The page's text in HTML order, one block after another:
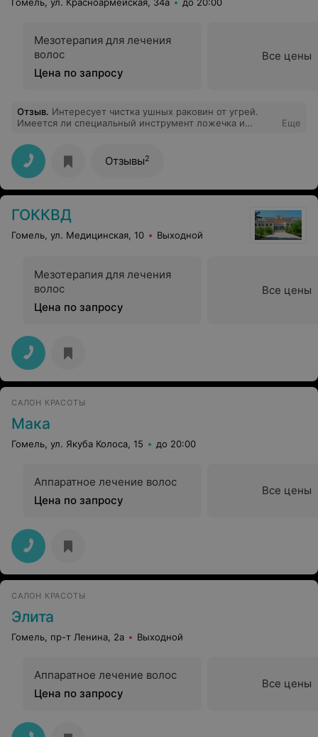
посещение этого "салона". Просто кошмар!!!
Мезотерапия для лечения
волос
Цена по запросу
Все цены
Отзыв. Интересует чистка ушных раковин от угрей.
Имеется ли специальный инструмент ложечка и
Еще
Отзывы2
ГОККВД
Гомель, ул. Медицинская, 10 Выходной
Мезотерапия для лечения
волос
Цена по запросу
Все цены
САЛОН КРАСОТЫ
Мака
Гомель, ул. Якуба Колоса, 15 до 20:00
Аппаратное лечение волос
Цена по запросу
Все цены
САЛОН КРАСОТЫ
Элита
Гомель, пр-т Ленина, 2а Выходной
Аппаратное лечение волос
Цена по запросу
Все цены